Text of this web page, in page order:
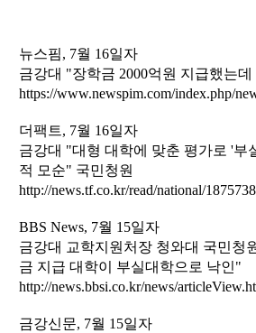
뉴스핌, 7월 16일자
금강대 "장학금 2000억원 지급했는
https://www.newspim.com/index.php/
더팩트, 7월 16일자
금강대 "대형 대학에 맞춘 평가로 '부
적 모순" 국민청원
http://news.tf.co.kr/read/national/
BBS News, 7월 15일자
금강대 교학지원처장 청와대 국민청
금 지급 대학이 부실대학으로 낙인"
http://news.bbsi.co.kr/news/
금강신문, 7월 15일자